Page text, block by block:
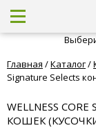
Главная /Каталог/
Signature Selects
WELLNESS
КОШЕК